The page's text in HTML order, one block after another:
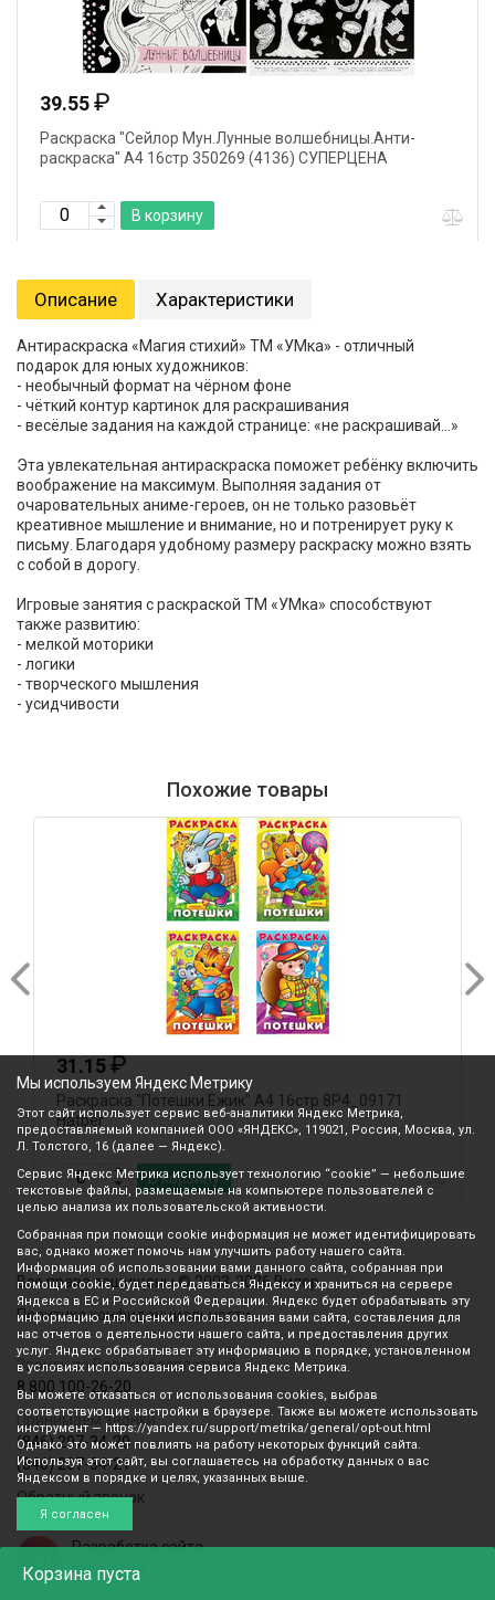
Корзина пуста
39.55₽
Раскраска "Сейлор Мун.Лунные волшебницы.Анти-
раскраска" А4 16стр 350269 (4136) СУПЕРЦЕНА
В корзину
Описание Характеристики
Антираскраска «Магия стихий» ТМ «УМка» - отличный
подарок для юных художников:
- необычный формат на чёрном фоне
- чёткий контур картинок для раскрашивания
- весёлые задания на каждой странице: «не раскрашивай...»
Эта увлекательная антираскраска поможет ребёнку включить
воображение на максимум. Выполняя задания от
очаровательных аниме-героев, он не только разовьёт
креативное мышление и внимание, но и потренирует руку к
письму. Благодаря удобному размеру раскраску можно взять
с собой в дорогу.
Игровые занятия с раскраской ТМ «УМка» способствуют
также развитию:
- мелкой моторики
- логики
- творческого мышления
- усидчивости
Похожие товары
31.15₽
Раскраска "Потешки.Ежик" А4 16стр 8Р4_09171
Hatber
В корзину
Все права защищены © 2003-2026 Вилор
Политика конфиденциальности
Звонок по России бесплатный
8 800 100-26-20
Принимаем звонки
(846) 207-34-20
(846) 207-34-21
Обратный звонок
Разработка сайта
mediaidea
Мы используем Яндекс Метрику
Этот сайт использует сервис веб-аналитики Яндекс Метрика,
предоставляемый компанией ООО «ЯНДЕКС», 119021, Россия, Москва, ул.
Л. Толстого, 16 (далее — Яндекс).
Сервис Яндекс Метрика использует технологию “cookie” — небольшие
текстовые файлы, размещаемые на компьютере пользователей с
целью анализа их пользовательской активности.
Собранная при помощи cookie информация не может идентифицировать
вас, однако может помочь нам улучшить работу нашего сайта.
Информация об использовании вами данного сайта, собранная при
помощи cookie, будет передаваться Яндексу и храниться на сервере
Яндекса в ЕС и Российской Федерации. Яндекс будет обрабатывать эту
информацию для оценки использования вами сайта, составления для
нас отчетов о деятельности нашего сайта, и предоставления других
услуг. Яндекс обрабатывает эту информацию в порядке, установленном
в условиях использования сервиса Яндекс Метрика.
Вы можете отказаться от использования cookies, выбрав
соответствующие настройки в браузере. Также вы можете использовать
инструмент — https://yandex.ru/support/metrika/general/opt-out.html
Однако это может повлиять на работу некоторых функций сайта.
Используя этот сайт, вы соглашаетесь на обработку данных о вас
Яндексом в порядке и целях, указанных выше.
Я согласен